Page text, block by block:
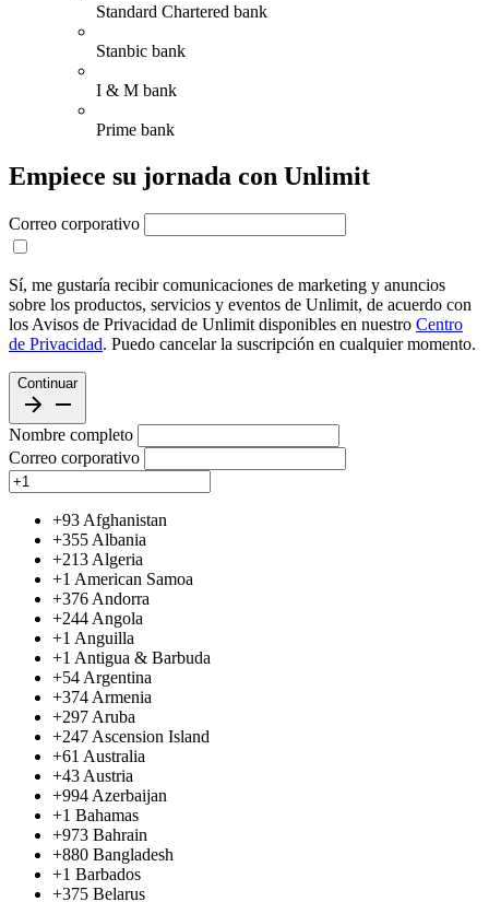
Standard Chartered bank
Stanbic bank
I & M bank
Prime bank
Empiece su jornada con Unlimit
Correo corporativo
Sí, me gustaría recibir comunicaciones de marketing y anuncios
sobre los productos, servicios y eventos de Unlimit, de acuerdo con
los Avisos de Privacidad de Unlimit disponibles en nuestro Centro
de Privacidad. Puedo cancelar la suscripción en cualquier momento.
Continuar
Nombre completo
Correo corporativo
+93 Afghanistan
+355 Albania
+213 Algeria
+1 American Samoa
+376 Andorra
+244 Angola
+1 Anguilla
+1 Antigua & Barbuda
+54 Argentina
+374 Armenia
+297 Aruba
+247 Ascension Island
+61 Australia
+43 Austria
+994 Azerbaijan
+1 Bahamas
+973 Bahrain
+880 Bangladesh
+1 Barbados
+375 Belarus